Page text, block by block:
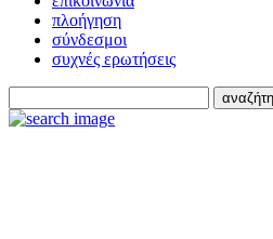
πλοήγηση
σύνδεσμοι
συχνές ερωτήσεις